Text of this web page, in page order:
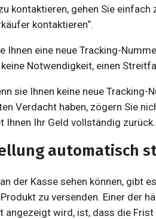
kontaktieren, gehen Sie einfach
kontaktieren“.
Ihnen eine neue Tracking-
Notwendigkeit, einen
sie Ihnen keine neue
Verdacht haben, zögern Sie
Ihnen Ihr Geld vollständig zurück.
automatisch
der Kasse sehen können, gibt
zu versenden. Einer der
angezeigt wird, ist, dass die